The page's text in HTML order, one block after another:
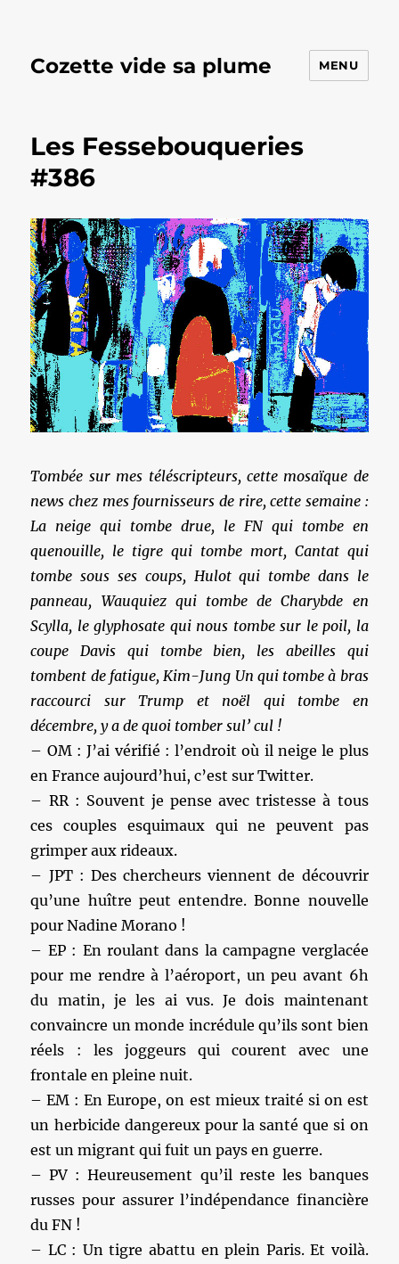
Cozette vide sa plume MENU
Les Fessebouqueries
#386
Tombée sur mes téléscripteurs, cette mosaïque de
news chez mes fournisseurs de rire, cette semaine :
La neige qui tombe drue, le FN qui tombe en
quenouille, le tigre qui tombe mort, Cantat qui
tombe sous ses coups, Hulot qui tombe dans le
panneau, Wauquiez qui tombe de Charybde en
Scylla, le glyphosate qui nous tombe sur le poil, la
coupe Davis qui tombe bien, les abeilles qui
tombent de fatigue, Kim-Jung Un qui tombe à bras
raccourci sur Trump et noël qui tombe en
décembre, y a de quoi tomber sul’ cul !
– OM : J’ai vérifié : l’endroit où il neige le plus
en France aujourd’hui, c’est sur Twitter.
– RR : Souvent je pense avec tristesse à tous
ces couples esquimaux qui ne peuvent pas
grimper aux rideaux.
– JPT : Des chercheurs viennent de découvrir
qu’une huître peut entendre. Bonne nouvelle
pour Nadine Morano !
– EP : En roulant dans la campagne verglacée
pour me rendre à l’aéroport, un peu avant 6h
du matin, je les ai vus. Je dois maintenant
convaincre un monde incrédule qu’ils sont bien
réels : les joggeurs qui courent avec une
frontale en pleine nuit.
– EM : En Europe, on est mieux traité si on est
un herbicide dangereux pour la santé que si on
est un migrant qui fuit un pays en guerre.
– PV : Heureusement qu’il reste les banques
russes pour assurer l’indépendance financière
du FN !
– LC : Un tigre abattu en plein Paris. Et voilà.